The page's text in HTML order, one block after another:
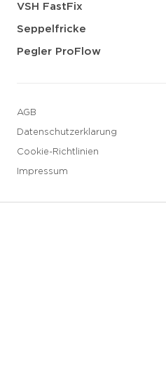
VSH FastFix
Seppelfricke
Pegler ProFlow
AGB
Datenschutzerklarung
Cookie-Richtlinien
Impressum